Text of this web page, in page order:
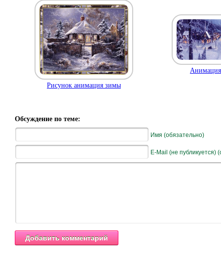
Рисунок анимация зимы
Обсуждение по теме:
Имя (обязательно)
E-Mail (не публикуется)